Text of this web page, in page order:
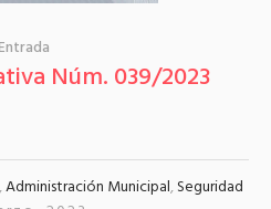
Núm. 039/2023
Administración Municipal,Seguridad